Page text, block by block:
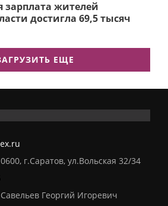
зарплата жителей
достигла 69,5 тысяч
ЕЩЕ
г.Саратов, ул.Вольская 32/34
Георгий Игоревич